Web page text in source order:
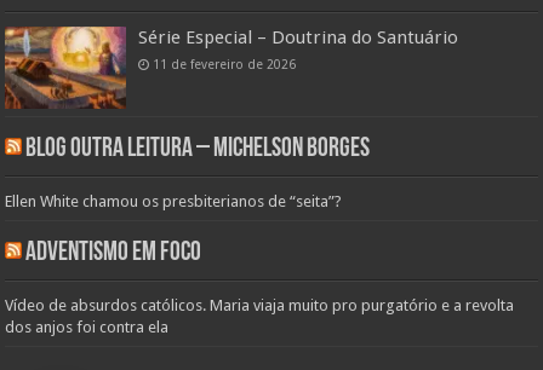
Série Especial – Doutrina do Santuário
11 de fevereiro de 2026
Blog Outra Leitura – Michelson Borges
Ellen White chamou os presbiterianos de “seita”?
Adventismo em Foco
Vídeo de absurdos católicos. Maria viaja muito pro purgatório e a revolta
dos anjos foi contra ela